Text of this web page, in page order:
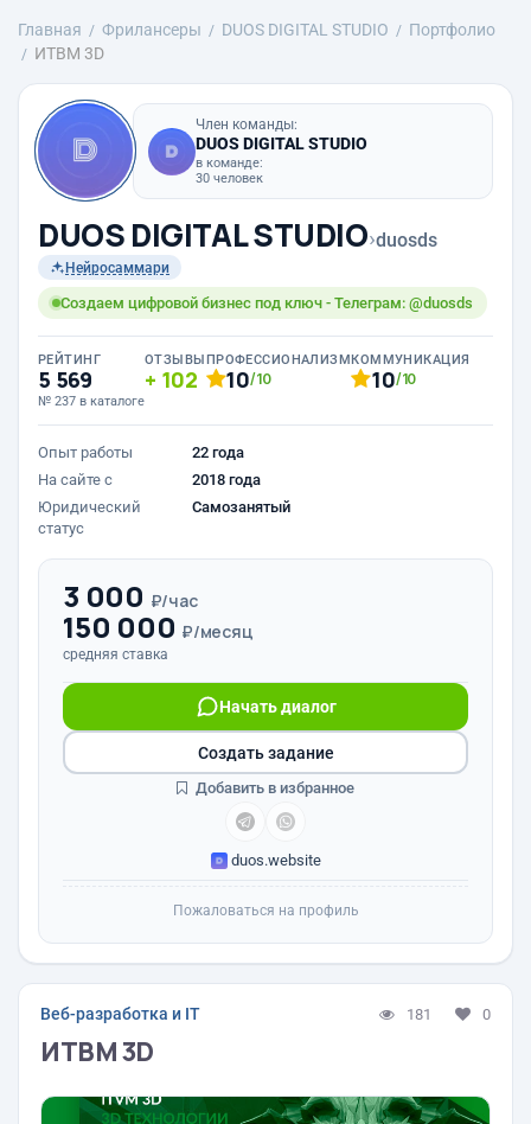
Главная Фрилансеры DUOS DIGITAL STUDIO
Портфолио
ИТВМ 3D
Член команды:
DUOS DIGITAL STUDIO
в команде:
30 человек
DUOS DIGITAL STUDIO›duosds
Нейросаммари
Создаем цифровой бизнес под ключ - Телеграм: @duosds
РЕЙТИНГ
5 569
№ 237 в каталоге
ОТЗЫВЫ
102
ПРОФЕССИОНАЛИЗМ
10/10
КОММУНИКАЦИЯ
10/10
Опыт работы
22 года
На сайте с
2018 года
Юридический
статус
Самозанятый
3 000 ₽/час
150 000 ₽/месяц
средняя ставка
Начать диалог
duos.website
Создать задание
Добавить в избранное
Пожаловаться на профиль
Веб-разработка и IT 181 0
ИТВМ 3D